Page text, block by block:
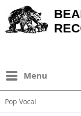
Menu
Pop Vocal